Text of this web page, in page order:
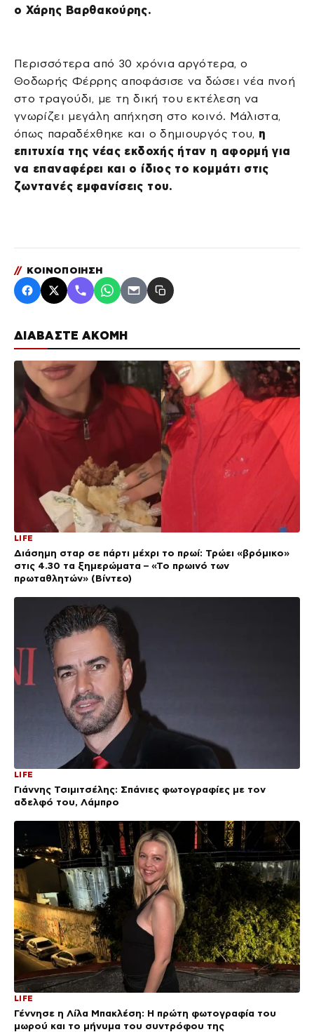
ΔΙΑΒΑΣΤΕ ΑΚΟΜΗ
LIFE
Διάσημη σταρ σε πάρτι μέχρι το πρωί: Τρώει «βρόμικο»
στις 4.30 τα ξημερώματα – «Το πρωινό των
πρωταθλητών» (Βίντεο)
LIFE
Γιάννης Τσιμιτσέλης: Σπάνιες φωτογραφίες με τον
αδελφό του, Λάμπρο
LIFE
Γέννησε η Λίλα Μπακλέση: Η πρώτη φωτογραφία του
μωρού και το μήνυμα του συντρόφου της
ο Χάρης Βαρθακούρης.
Περισσότερα από 30 χρόνια αργότερα, ο
Θοδωρής Φέρρης αποφάσισε να δώσει νέα πνοή
στο τραγούδι, με τη δική του εκτέλεση να
γνωρίζει μεγάλη απήχηση στο κοινό. Μάλιστα,
όπως παραδέχθηκε και ο δημιουργός του, η
επιτυχία της νέας εκδοχής ήταν η αφορμή για
να επαναφέρει και ο ίδιος το κομμάτι στις
ζωντανές εμφανίσεις του.
// ΚΟΙΝΟΠΟΙΗΣΗ